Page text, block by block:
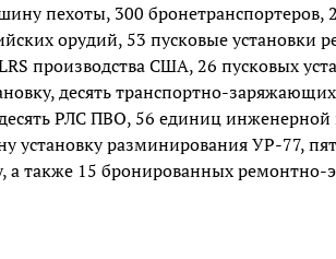
пехоты, 300
орудий, 53 пусковые установки
производства США, 26 пусковых
десять транспортно-
РЛС ПВО, 56 единиц
установку разминирования УР-77,
а также 15 бронированных